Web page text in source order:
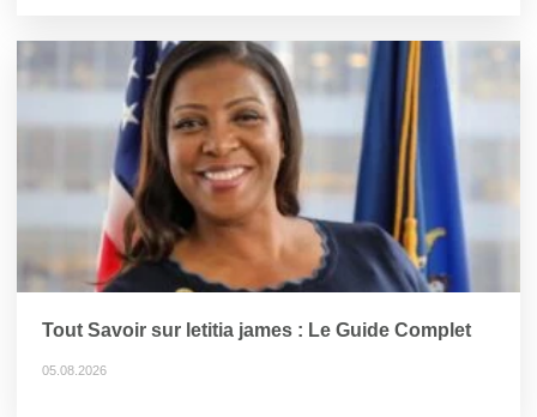
Tout Savoir sur letitia james : Le Guide Complet
05.08.2026